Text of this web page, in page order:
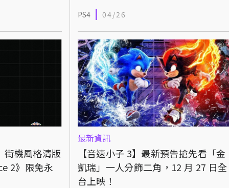
PS4 04/26
街機風格清版
2》限免永
最新資訊
【音速小子 3】最新預告搶先看「金
凱瑞」一人分飾二角，12 月 27 日全
台上映！